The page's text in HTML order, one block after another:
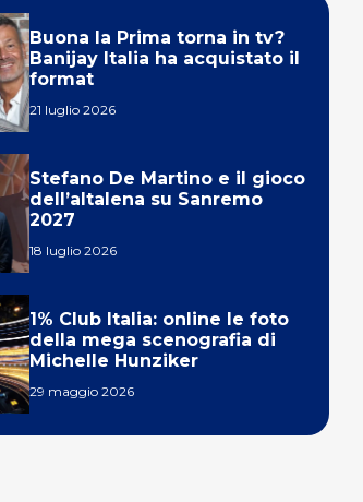
Buona la Prima torna in tv?
Banijay Italia ha acquistato il
format
21 luglio 2026
Stefano De Martino e il gioco
dell’altalena su Sanremo
2027
18 luglio 2026
1% Club Italia: online le foto
della mega scenografia di
Michelle Hunziker
29 maggio 2026